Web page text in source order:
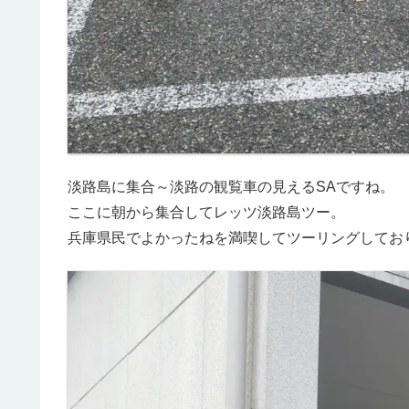
淡路島に集合～淡路の観覧車の見えるSAですね。
ここに朝から集合してレッツ淡路島ツー。
兵庫県民でよかったねを満喫してツーリングしてお